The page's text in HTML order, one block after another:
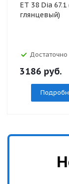
ET 38 Dia
глянцевый)
Достаточно
3186 руб.